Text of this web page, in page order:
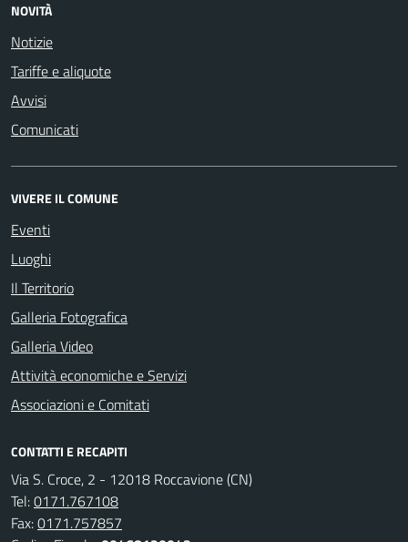
NOVITÀ
Notizie
Tariffe e aliquote
Avvisi
Comunicati
VIVERE IL COMUNE
Eventi
Luoghi
Il Territorio
Galleria Fotografica
Galleria Video
Attività economiche e Servizi
Associazioni e Comitati
CONTATTI E RECAPITI
Via S. Croce, 2 - 12018 Roccavione (CN)
Tel:0171.767108
Fax:0171.757857